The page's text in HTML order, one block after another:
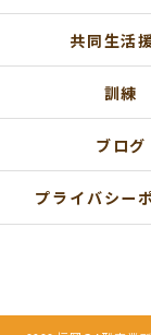
共同生活
訓練
ブログ
プライバシー